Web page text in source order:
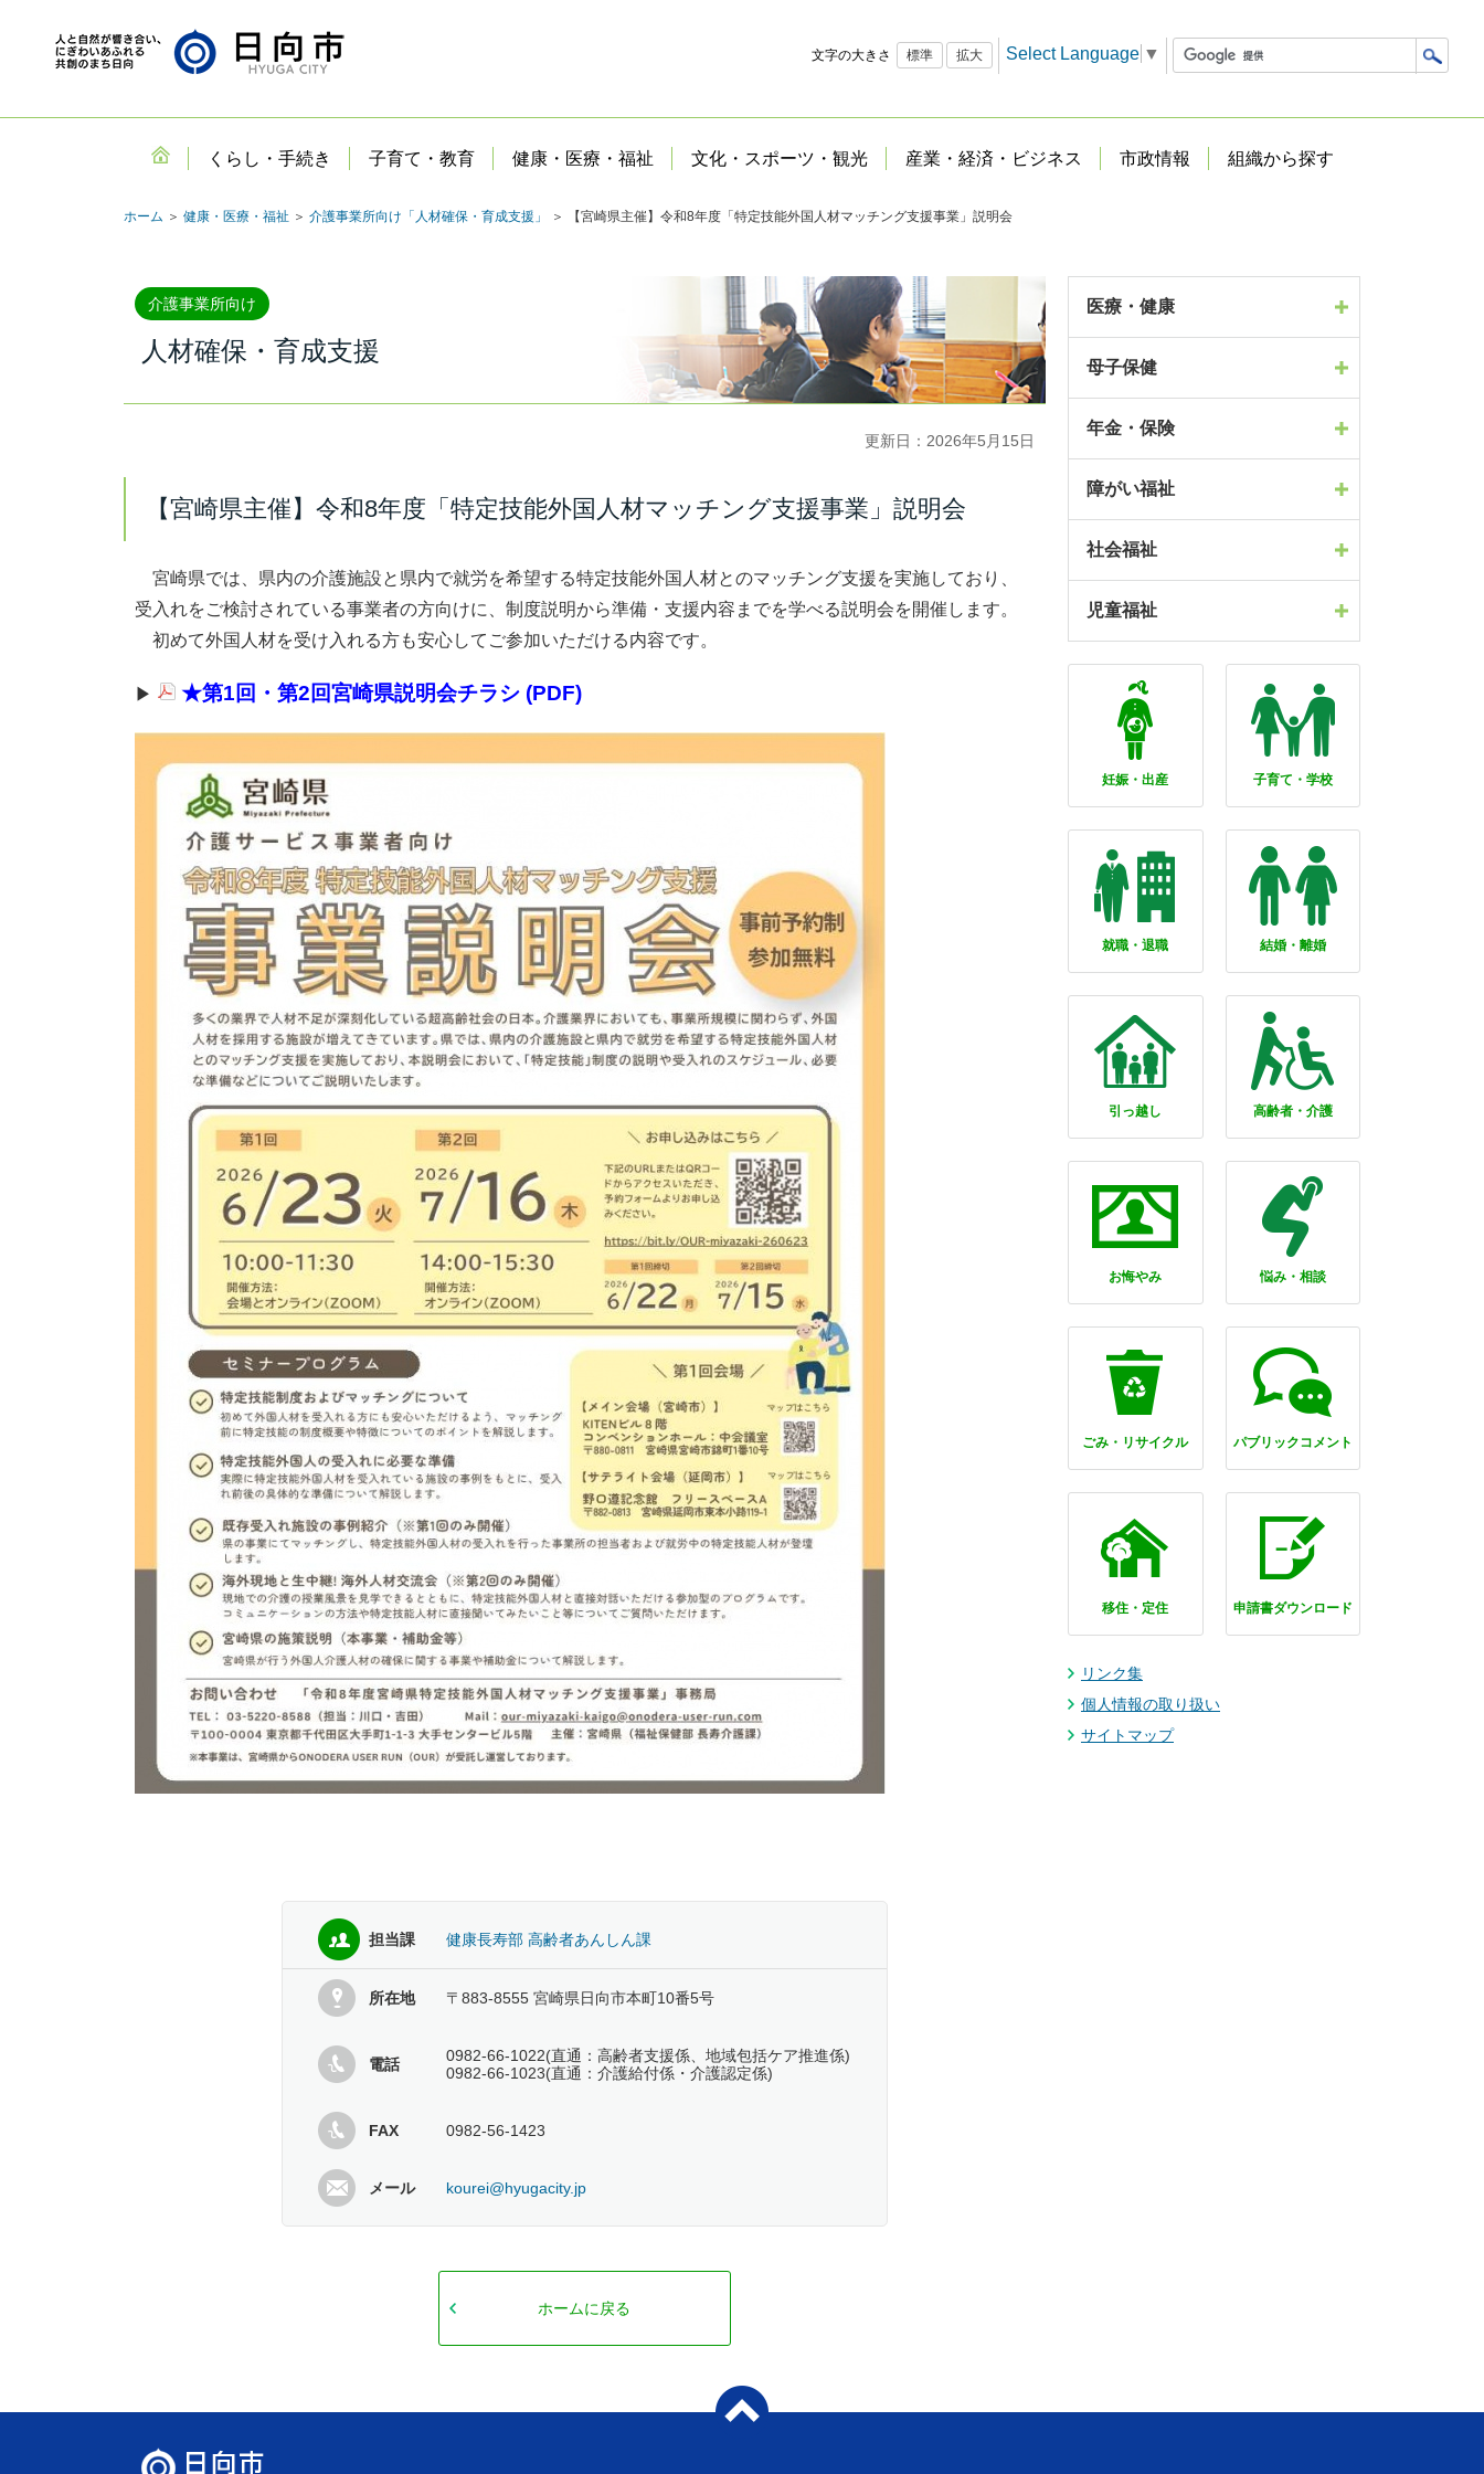
文字の大きさ 標準 拡大 Select Language ▼
くらし・手続き 子育て・教育 健康・医療・福祉 文化・スポーツ・観光 産業・経済・ビジネス 市政情報 組織から探す
ホーム ＞ 健康・医療・福祉 ＞ 介護事業所向け「人材確保・育成支援」 ＞ 【宮崎県主催】令和8年度「特定技能外国人材マッチング支援事業」説明会
介護事業所向け
人材確保・育成支援
更新日：2026年5月15日
【宮崎県主催】令和8年度「特定技能外国人材マッチング支援事業」説明会
宮崎県では、県内の介護施設と県内で就労を希望する特定技能外国人材とのマッチング支援を実施しており、
受入れをご検討されている事業者の方向けに、制度説明から準備・支援内容までを学べる説明会を開催します。
初めて外国人材を受け入れる方も安心してご参加いただける内容です。
▶ ★第1回・第2回宮崎県説明会チラシ (PDF)
担当課 健康長寿部 高齢者あんしん課
所在地 〒883-8555 宮崎県日向市本町10番5号
電話
0982-66-1022(直通：高齢者支援係、地域包括ケア推進係)
0982-66-1023(直通：介護給付係・介護認定係)
FAX 0982-56-1423
メール kourei@hyugacity.jp
ホームに戻る
医療・健康
母子保健
年金・保険
障がい福祉
社会福祉
児童福祉
妊娠・出産 子育て・学校
就職・退職 結婚・離婚
引っ越し 高齢者・介護
お悔やみ 悩み・相談
ごみ・リサイクル パブリックコメント
移住・定住 申請書ダウンロード
リンク集
個人情報の取り扱い
サイトマップ